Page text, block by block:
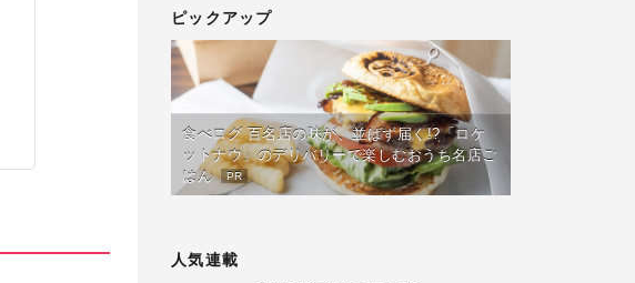
ピックアップ
食べログ 百名店の味が、並ばず届く!?「ロケ
ットナウ」のデリバリーで楽しむおうち名店ご
はん
PR
人気連載